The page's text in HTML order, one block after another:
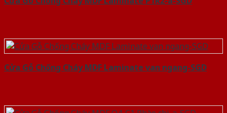
Cửa Gỗ Chống Cháy MDF Laminate van ngang-SGD